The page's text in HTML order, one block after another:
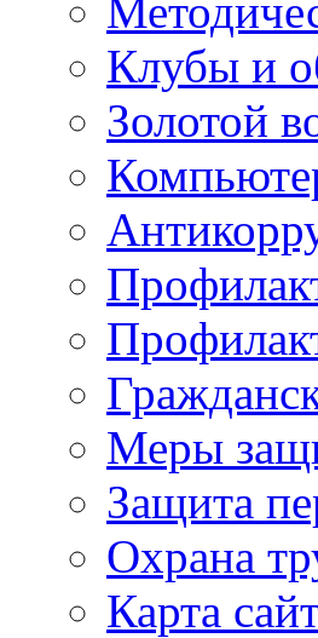
Клубы и
Золотой
Меры
Защита
Охрана
Карта